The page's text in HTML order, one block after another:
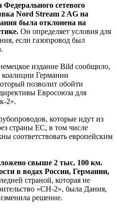
сетевого
Nord Stream 2 AG на
была отклонена на
Он определяет условия для
если газопровод был
издание Bild сообщило,
коалиции Германии
позволит обойти
Евросоюза для
2».
которые идут из
страны ЕС, в том числе
соответствовать европейским
свыше 2 тыс. 100 км.
в водах России, Германии,
страной, которая не
«СН-2», была Дания,
решение.